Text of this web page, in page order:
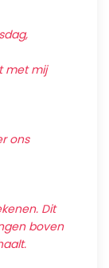
met mij
ons
Dit
boven